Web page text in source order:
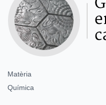
Matèria
Química